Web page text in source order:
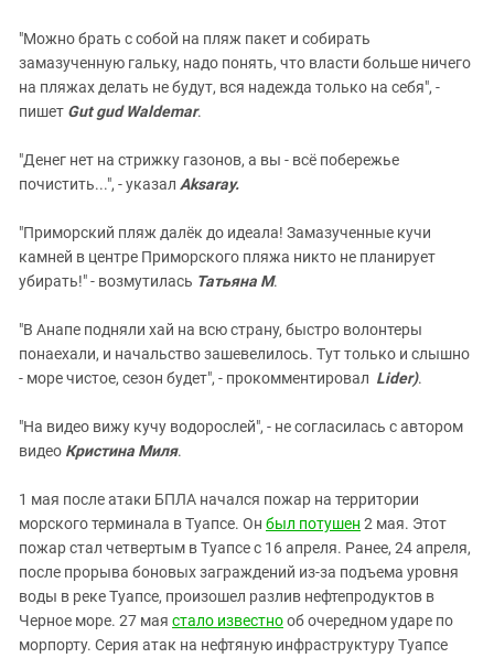
"Можно брать с собой на пляж пакет и собирать
замазученную гальку, надо понять, что власти больше ничего
на пляжах делать не будут, вся надежда только на себя", -
пишет Gut gud Waldemar.
"Денег нет на стрижку газонов, а вы - всё побережье
почистить...", - указал Aksaray.
"Приморский пляж далёк до идеала! Замазученные кучи
камней в центре Приморского пляжа никто не планирует
убирать!" - возмутилась Татьяна М.
"В Анапе подняли хай на всю страну, быстро волонтеры
понаехали, и начальство зашевелилось. Тут только и слышно
- море чистое, сезон будет", - прокомментировал Lider).
"На видео вижу кучу водорослей", - не согласилась с автором
видео Кристина Миля.
1 мая после атаки БПЛА начался пожар на территории
морского терминала в Туапсе. Он был потушен 2 мая. Этот
пожар стал четвертым в Туапсе с 16 апреля. Ранее, 24 апреля,
после прорыва боновых заграждений из-за подъема уровня
воды в реке Туапсе, произошел разлив нефтепродуктов в
Черное море. 27 мая стало известнооб очередном ударе по
морпорту. Серия атак на нефтяную инфраструктуру Туапсе